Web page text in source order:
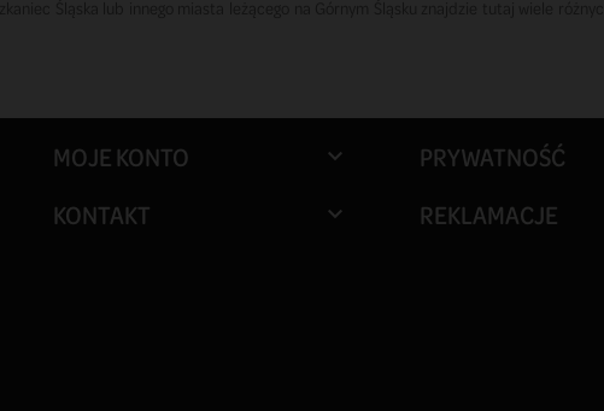
MOJE KONTO 
KONTAKT 
PRYWATNOŚĆ
REKLAMACJE